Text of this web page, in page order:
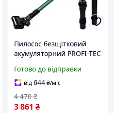
Пилосос безщітковий
акумуляторний PROFI-TEC
(без АКБ і ЗП, 20 В, 21 кПа,
0.5 л)
Готово до відправки
від644₴/міс
3 861 ₴
4 470 ₴